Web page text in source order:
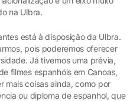
na Ulbra.
está à disposição da Ulbra.
pois poderemos oferecer
Já tivemos uma prévia,
filmes espanhóis em Canoas,
mais coisas ainda, como por
ou diploma de espanhol, que